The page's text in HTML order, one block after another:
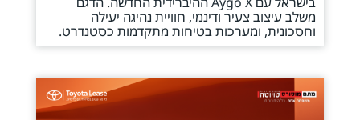
משלב עיצוב צעיר ודינמי, חוויית נהיגה יעילה
וחסכונית, ומערכות בטיחות מתקדמות כסטנדרט.